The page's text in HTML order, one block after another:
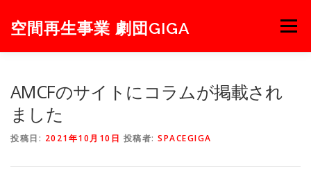
空間再生事業 劇団GIGA メニュー
AMCFのサイトにコラムが掲載され
ました
投稿日: 2021年10月10日 投稿者: SPACEGIGA